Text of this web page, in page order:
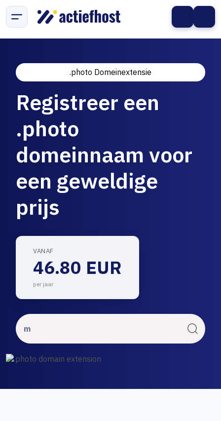
.photo Domeinextensie
Registreer een
.photo
domeinnaam voor
een geweldige
prijs
VANAF
46.80 EUR
per jaar